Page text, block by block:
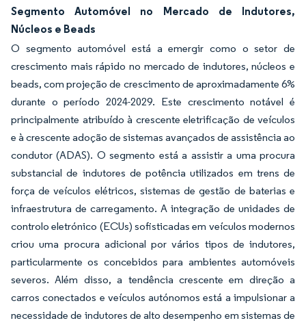
Segmento Automóvel no Mercado de Indutores,
Núcleos e Beads
O segmento automóvel está a emergir como o setor de
crescimento mais rápido no mercado de indutores, núcleos e
beads, com projeção de crescimento de aproximadamente 6%
durante o período 2024-2029. Este crescimento notável é
principalmente atribuído à crescente eletrificação de veículos
e à crescente adoção de sistemas avançados de assistência ao
condutor (ADAS). O segmento está a assistir a uma procura
substancial de indutores de potência utilizados em trens de
força de veículos elétricos, sistemas de gestão de baterias e
infraestrutura de carregamento. A integração de unidades de
controlo eletrónico (ECUs) sofisticadas em veículos modernos
criou uma procura adicional por vários tipos de indutores,
particularmente os concebidos para ambientes automóveis
severos. Além disso, a tendência crescente em direção a
carros conectados e veículos autónomos está a impulsionar a
necessidade de indutores de alto desempenho em sistemas de